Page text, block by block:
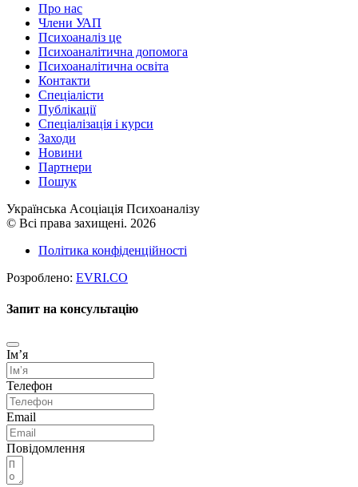
Про нас
Члени УАП
Психоаналіз це
Психоаналітична допомога
Психоаналітична освіта
Контакти
Спеціалісти
Публікації
Cпеціалізація і курси
Заходи
Новини
Партнери
Пошук
Українська Асоціація Психоаналізу
© Всі права захищені. 2026
Політика конфіденційності
Розроблено: EVRI.CO
Запит на консультацію
Імʼя
Телефон
Email
Повідомлення